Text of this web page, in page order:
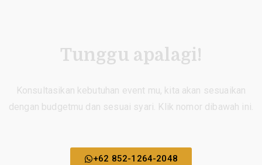
Tunggu apalagi!
Konsultasikan kebutuhan event mu, kita akan sesuaikan
dengan budgetmu dan sesuai syari. Klik nomor dibawah ini.
+62 852-1264-2048